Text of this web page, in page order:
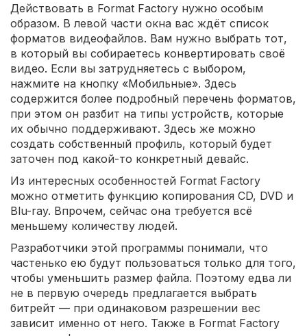
Действовать в Format Factory нужно особым
образом. В левой части окна вас ждёт список
форматов видеофайлов. Вам нужно выбрать тот,
в который вы собираетесь конвертировать своё
видео. Если вы затрудняетесь с выбором,
нажмите на кнопку «Мобильные». Здесь
содержится более подробный перечень форматов,
при этом он разбит на типы устройств, которые
их обычно поддерживают. Здесь же можно
создать собственный профиль, который будет
заточен под какой-то конкретный девайс.
Из интересных особенностей Format Factory
можно отметить функцию копирования CD, DVD и
Blu-ray. Впрочем, сейчас она требуется всё
меньшему количеству людей.
Разработчики этой программы понимали, что
частенько ею будут пользоваться только для того,
чтобы уменьшить размер файла. Поэтому едва ли
не в первую очередь предлагается выбрать
битрейт — при одинаковом разрешении вес
зависит именно от него. Также в Format Factory